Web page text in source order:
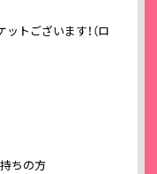
トございます！（ロ
ちの方